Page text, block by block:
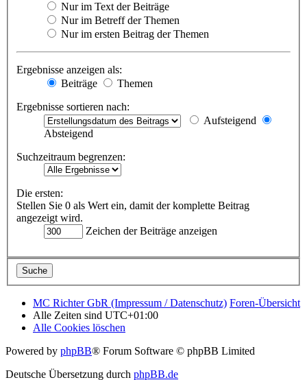
Nur im Text der Beiträge
Nur im Betreff der Themen
Nur im ersten Beitrag der Themen
Ergebnisse anzeigen als:
Beiträge
Themen
Ergebnisse sortieren nach:
Aufsteigend
Absteigend
Suchzeitraum begrenzen:
Die ersten:
Stellen Sie 0 als Wert ein, damit der komplette Beitrag
angezeigt wird.
Zeichen der Beiträge anzeigen
MC Richter GbR (Impressum / Datenschutz) Foren-Übersicht
Alle Zeiten sind UTC+01:00
Alle Cookies löschen
Powered by phpBB® Forum Software © phpBB Limited
Deutsche Übersetzung durch phpBB.de